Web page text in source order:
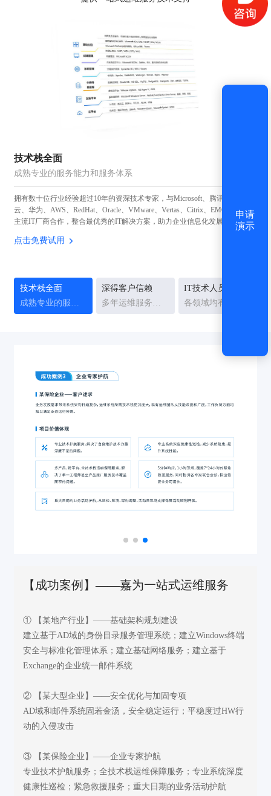
技术栈全面
成熟专业的服务能力和服务体系
拥有数十位行业经验超过10年的资深技术专家，与Microsoft、腾讯、阿里
云、华为、AWS、RedHat、Oracle、VMware、Vertas、Citrix、EMC等国内外
主流IT厂商合作，整合最优秀的IT解决方案，助力企业信息化发展。
点击免费试用
技术栈全面
深得客户信赖
IT技术人员稳定
【成功案例】——嘉为一站式运维服务
① 【某地产行业】——基础架构规划建设
建立基于AD域的身份目录服务管理系统；建立Windows终端
安全与标准化管理体系；建立基础网络服务；建立基于
Exchange的企业统一邮件系统
② 【某大型企业】——安全优化与加固专项
AD域和邮件系统固若金汤，安全稳定运行；平稳度过HW行
动的入侵攻击
③ 【某保险企业】——企业专家护航
专业技术护航服务；全技术栈运维保障服务；专业系统深度
健康性巡检；紧急救援服务；重大日期的业务活动护航
获取验证码
登录
立即注册
申请
演示